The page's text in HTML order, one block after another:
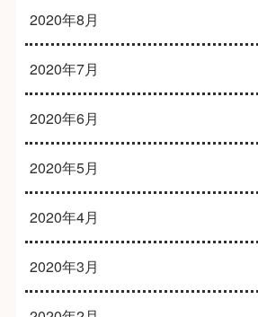
2020年8月
2020年7月
2020年6月
2020年5月
2020年4月
2020年3月